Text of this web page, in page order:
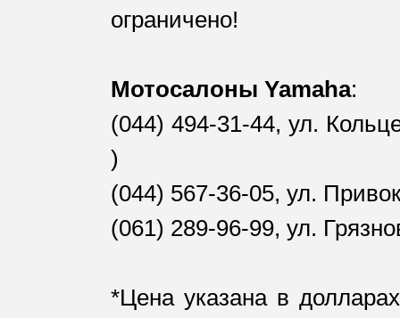
ограничено!
Мотосалоны Yamaha:
(044) 494-31-44, ул.
)
(044) 567-36-05, ул.
(061) 289-96-99, ул.
*Цена указана в